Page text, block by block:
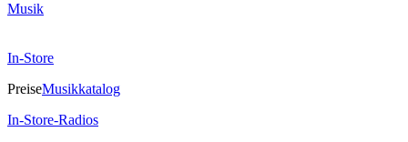
Musik
In-Store
PreiseMusikkatalog
In-Store-Radios